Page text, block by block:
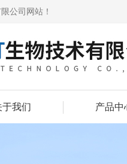
公司网站！
于我们 产品中